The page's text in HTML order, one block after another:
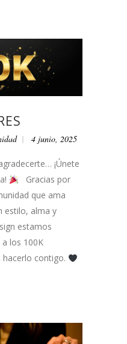
4 junio, 2025
¡Únete
Gracias por
que ama
estilo, alma y
estamos
los 100K
contigo.